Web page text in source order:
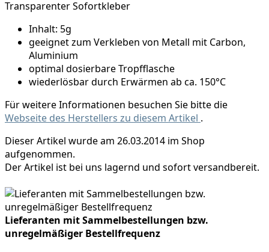
Transparenter Sofortkleber
Inhalt: 5g
geeignet zum Verkleben von Metall mit Carbon,
Aluminium
optimal dosierbare Tropfflasche
wiederlösbar durch Erwärmen ab ca. 150°C
Für weitere Informationen besuchen Sie bitte die
Webseite des Herstellers zu diesem Artikel .
Dieser Artikel wurde am 26.03.2014 im Shop
aufgenommen.
Der Artikel ist bei uns lagernd und sofort versandbereit.
Lieferanten mit Sammelbestellungen bzw.
unregelmäßiger Bestellfrequenz